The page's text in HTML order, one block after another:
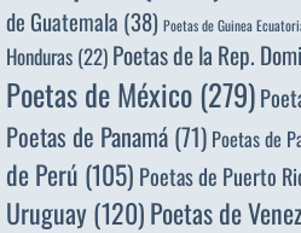
de Guatemala (38) Poetas de Guinea
Honduras (22) Poetas de la Rep.
Poetas de México(279)
Poetas de Panamá (71) Poetas de
de Perú (105) Poetas de Puerto
Uruguay(120)Poetas de